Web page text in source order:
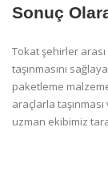
Sonuç
Tokat şehirler arası
taşınmasını
paketleme
araçlarla
uzman ekibimiz